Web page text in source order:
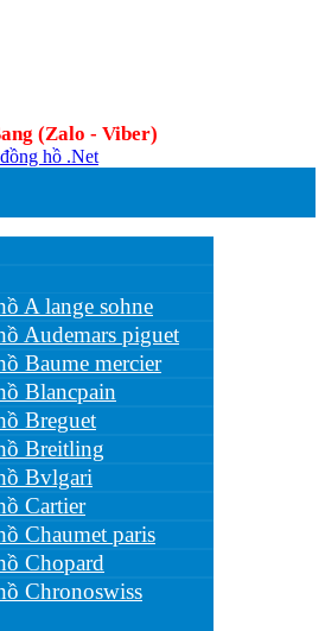
(Zalo - Viber)
hồ .Net
A lange sohne
Audemars piguet
Baume mercier
Blancpain
Breguet
Breitling
Bvlgari
Cartier
Chaumet paris
Chopard
Chronoswiss